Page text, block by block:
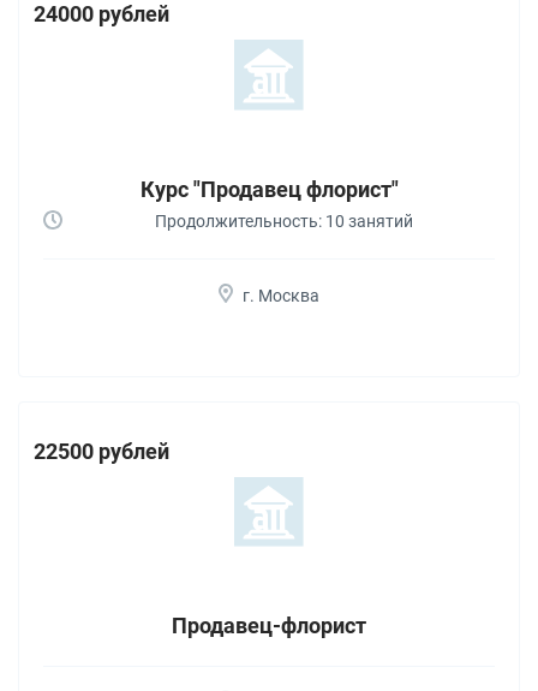
24000 рублей
Курс "Продавец флорист"
Продолжительность: 10 занятий
г. Москва
22500 рублей
Продавец-флорист